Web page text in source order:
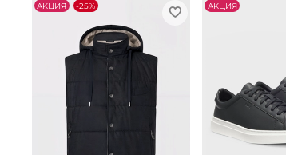
АKЦИЯ -25% АKЦИЯ